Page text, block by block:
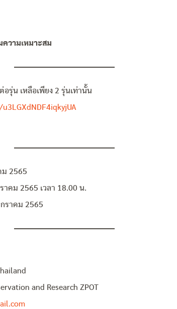
วามเหมาะสม
รุ่น เหลือเพียง 2 รุ่นเท่านั้น
ม 2565
าคม 2565 เวลา 18.00 น.
ราคม 2565
and Research ZPOT